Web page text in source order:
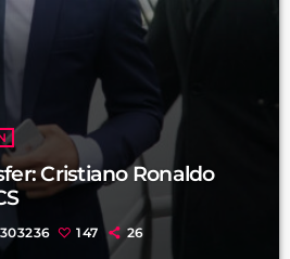
Cristiano Ronaldo
303236 147 26